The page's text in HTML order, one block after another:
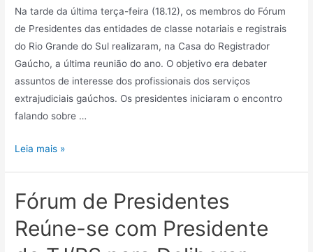
Na tarde da última terça-feira (18.12), os membros do Fórum
de Presidentes das entidades de classe notariais e registrais
do Rio Grande do Sul realizaram, na Casa do Registrador
Gaúcho, a última reunião do ano. O objetivo era debater
assuntos de interesse dos profissionais dos serviços
extrajudiciais gaúchos. Os presidentes iniciaram o encontro
falando sobre …
Leia mais »
Fórum de Presidentes
Reúne-se com Presidente